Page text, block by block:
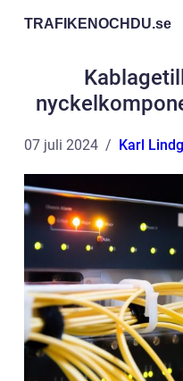
TRAFIKENOCHDU.se
07 juli 2024 Karl